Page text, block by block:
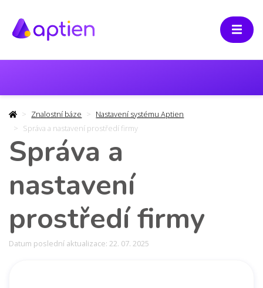
Znalostní báze
Nastavení systému Aptien
Správa a nastavení prostředí firmy
Správa a
nastavení
prostředí firmy
Datum poslední aktualizace: 22. 07. 2025